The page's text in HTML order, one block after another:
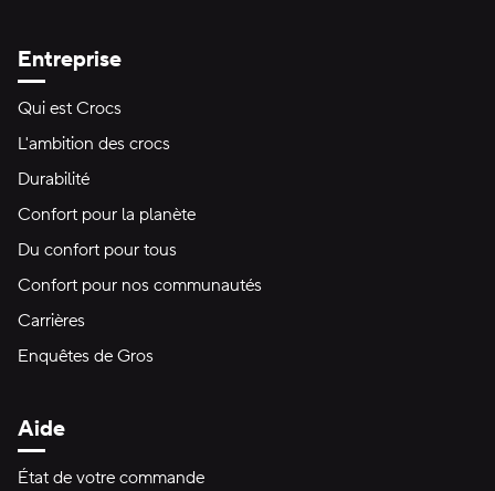
Entreprise
Qui est Crocs
L'ambition des crocs
Durabilité
Confort pour la planète
Du confort pour tous
Confort pour nos communautés
Carrières
Enquêtes de Gros
Aide
État de votre commande